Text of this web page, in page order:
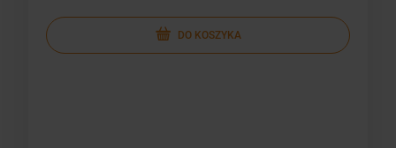
DO KOSZYKA